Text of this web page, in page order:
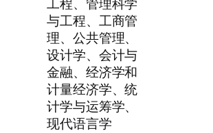
与工程、工商管
理、公共管理、
设计学、会计与
金融、经济学和
计量经济学、统
计学与运筹学、
现代语言学